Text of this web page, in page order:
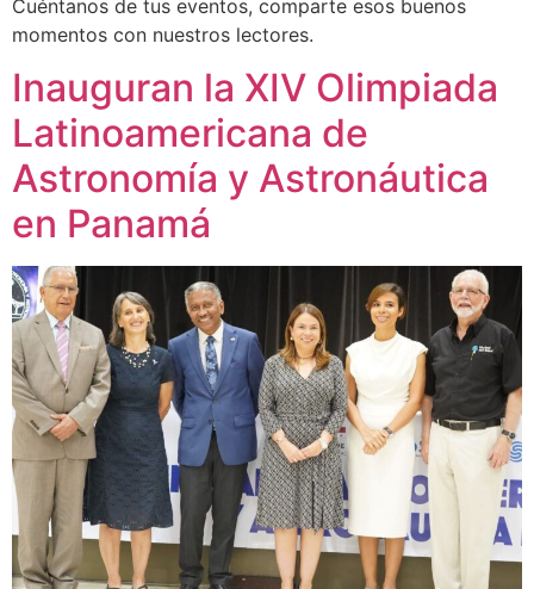
Cuéntanos de tus eventos, comparte esos buenos
momentos con nuestros lectores.
Inauguran la XIV Olimpiada
Latinoamericana de
Astronomía y Astronáutica
en Panamá